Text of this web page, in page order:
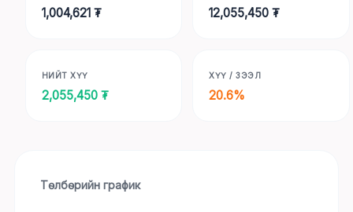
1,004,621₮ 12,055,450 ₮
НИЙТ ХҮҮ
2,055,450₮
ХҮҮ / ЗЭЭЛ
20.6%
Төлбөрийн график